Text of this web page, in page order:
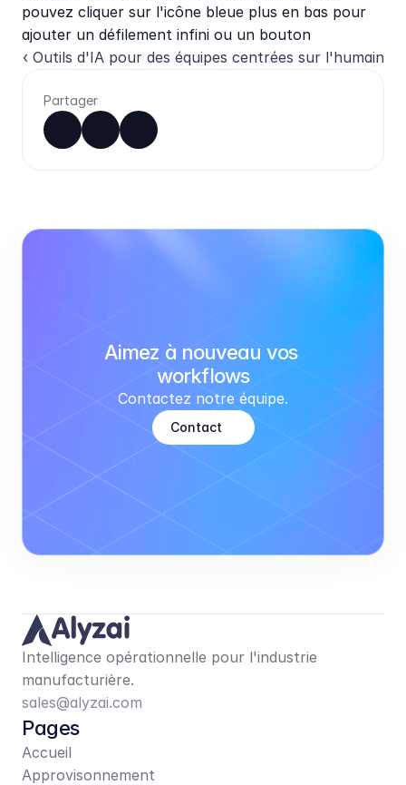
pouvez cliquer sur l'icône bleue plus en bas pour
ajouter un défilement infini ou un bouton
‹ Outils d'IA pour des équipes centrées sur l'humain
Partager
Aimez à nouveau vos
workflows
Contactez notre équipe.
Contact
Intelligence opérationnelle pour l'industrie
manufacturière.
sales@alyzai.com
Pages
Accueil
Approvisonnement